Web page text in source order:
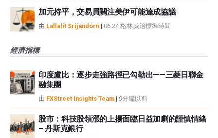
加元持平，交易員關注美伊可能達成協議
由 Lallalit Srijandorn | 06:24 格林威治標準時間
經濟指標
印度盧比：逐步走強路徑已勾勒出——三菱日聯金
融集團
由 FXStreet Insights Team | 9分鐘以前
股市：科技股領漲的上揚面臨日益加劇的謹慎情緒
– 丹斯克銀行